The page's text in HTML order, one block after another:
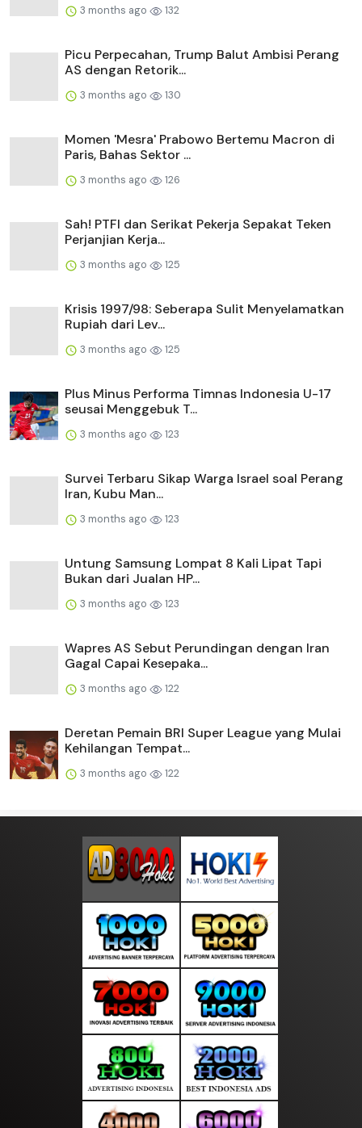
3 months ago 132
Picu Perpecahan, Trump Balut Ambisi Perang
AS dengan Retorik...
3 months ago 130
Momen 'Mesra' Prabowo Bertemu Macron di
Paris, Bahas Sektor ...
3 months ago 126
Sah! PTFI dan Serikat Pekerja Sepakat Teken
Perjanjian Kerja...
3 months ago 125
Krisis 1997/98: Seberapa Sulit Menyelamatkan
Rupiah dari Lev...
3 months ago 125
Plus Minus Performa Timnas Indonesia U-17
seusai Menggebuk T...
3 months ago 123
Survei Terbaru Sikap Warga Israel soal Perang
Iran, Kubu Man...
3 months ago 123
Untung Samsung Lompat 8 Kali Lipat Tapi
Bukan dari Jualan HP...
3 months ago 123
Wapres AS Sebut Perundingan dengan Iran
Gagal Capai Kesepaka...
3 months ago 122
Deretan Pemain BRI Super League yang Mulai
Kehilangan Tempat...
3 months ago 122